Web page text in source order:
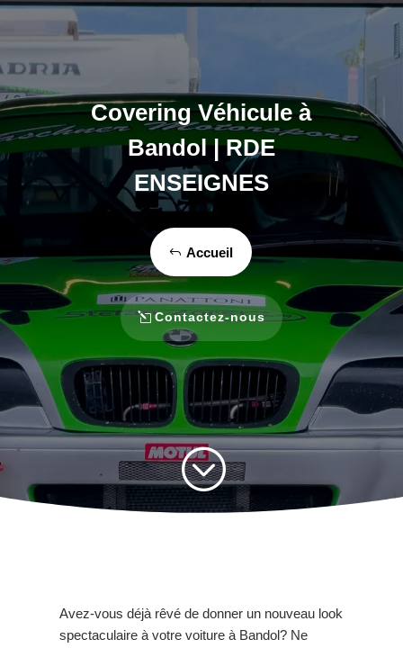
Covering Véhicule à
Bandol | RDE
ENSEIGNES
Accueil
Contactez-nous
;
Avez-vous déjà rêvé de donner un nouveau look
spectaculaire à votre voiture à Bandol? Ne